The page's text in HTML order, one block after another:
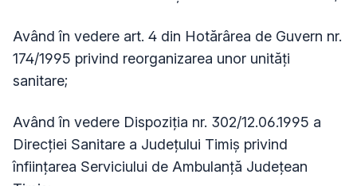
Având în vedere art. 4 din Hotărârea de Guvern nr.
174/1995 privind reorganizarea unor unităţi
sanitare;
Având în vedere Dispoziţia nr. 302/12.06.1995 a
Direcţiei Sanitare a Judeţului Timiş privind
înfiinţarea Serviciului de Ambulanţă Judeţean